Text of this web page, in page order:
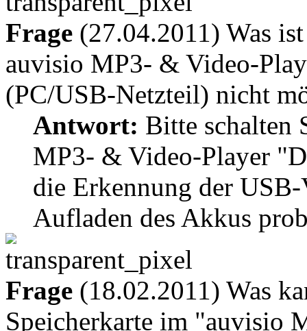
Frage (27.04.2011) Was
auvisio MP3- & Video-
(PC/USB-Netzteil) nicht
Antwort: Bitte schalten
MP3- & Video-Player
die Erkennung der
Aufladen des Akkus
Frage (18.02.2011) Was
Speicherkarte im "auvisio